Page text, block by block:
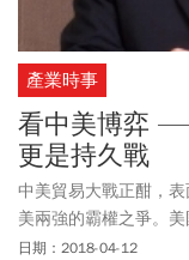
產業時事
看中美博弈
更是持久戰
中美貿易大戰正酣，
美兩強的霸權之爭。
遵守國際遊戲規則，未
日期：2018-04-12